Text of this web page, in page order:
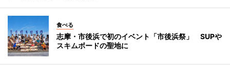
食べる
志摩・市後浜で初のイベント「市後浜祭」 SUPや
スキムボードの聖地に